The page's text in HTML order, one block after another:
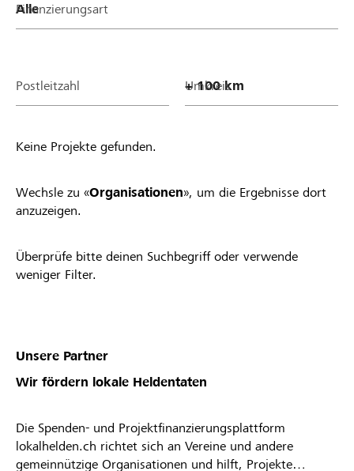
Finanzierungsart
Postleitzahl Umkreis
Keine Projekte gefunden.
Wechsle zu «Organisationen», um die Ergebnisse dort
anzuzeigen.
Überprüfe bitte deinen Suchbegriff oder verwende
weniger Filter.
Unsere Partner
Wir fördern lokale Heldentaten
Die Spenden- und Projektfinanzierungsplattform
lokalhelden.ch richtet sich an Vereine und andere
gemeinnützige Organisationen und hilft, Projekte